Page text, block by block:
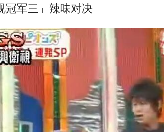
冠军王」辣味对决